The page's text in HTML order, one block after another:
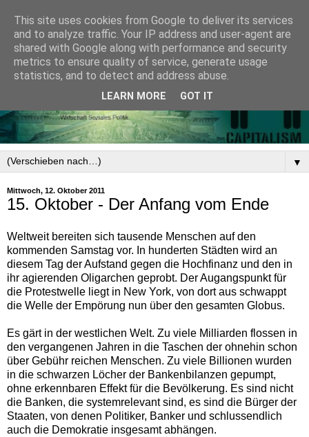
▼
Mittwoch, 12. Oktober 2011
15. Oktober - Der Anfang vom Ende
Weltweit bereiten sich tausende Menschen auf den
kommenden Samstag vor. In hunderten Städten wird an
diesem Tag der Aufstand gegen die Hochfinanz und den in
ihr agierenden Oligarchen geprobt. Der Augangspunkt für
die Protestwelle liegt in New York, von dort aus schwappt
die Welle der Empörung nun über den gesamten Globus.
Es gärt in der westlichen Welt. Zu viele Milliarden flossen in
den vergangenen Jahren in die Taschen der ohnehin schon
über Gebühr reichen Menschen. Zu viele Billionen wurden
in die schwarzen Löcher der Bankenbilanzen gepumpt,
ohne erkennbaren Effekt für die Bevölkerung. Es sind nicht
die Banken, die systemrelevant sind, es sind die Bürger der
Staaten, von denen Politiker, Banker und schlussendlich
auch die Demokratie insgesamt abhängen.
This site uses cookies from Google to deliver its services
and to analyze traffic. Your IP address and user-agent are
shared with Google along with performance and security
metrics to ensure quality of service, generate usage
statistics, and to detect and address abuse.
LEARN MORE GOT IT